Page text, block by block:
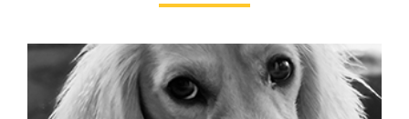
Julien SEILLIER